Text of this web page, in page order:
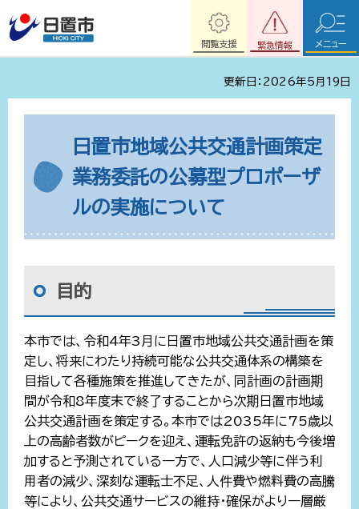
緊急情報
閲覧支援 メニュー
更新日：2026年5月19日
日置市地域公共交通計画策定
業務委託の公募型プロポーザ
ルの実施について
目的
本市では、令和4年3月に日置市地域公共交通計画を策
定し、将来にわたり持続可能な公共交通体系の構築を
目指して各種施策を推進してきたが、同計画の計画期
間が令和8年度末で終了することから次期日置市地域
公共交通計画を策定する。本市では2035年に75歳以
上の高齢者数がピークを迎え、運転免許の返納も今後増
加すると予測されている一方で、人口減少等に伴う利
用者の減少、深刻な運転士不足、人件費や燃料費の高騰
等により、公共交通サービスの維持・確保がより一層厳